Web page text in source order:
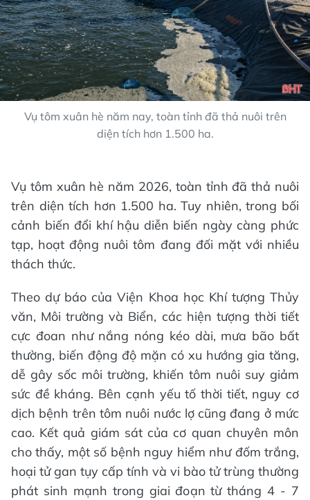
Vụ tôm xuân hè năm nay, toàn tỉnh đã thả nuôi trên
diện tích hơn 1.500 ha.
Vụ tôm xuân hè năm 2026, toàn tỉnh đã thả nuôi
trên diện tích hơn 1.500 ha. Tuy nhiên, trong bối
cảnh biến đổi khí hậu diễn biến ngày càng phức
tạp, hoạt động nuôi tôm đang đối mặt với nhiều
thách thức.
Theo dự báo của Viện Khoa học Khí tượng Thủy
văn, Môi trường và Biển, các hiện tượng thời tiết
cực đoan như nắng nóng kéo dài, mưa bão bất
thường, biến động độ mặn có xu hướng gia tăng,
dễ gây sốc môi trường, khiến tôm nuôi suy giảm
sức đề kháng. Bên cạnh yếu tố thời tiết, nguy cơ
dịch bệnh trên tôm nuôi nước lợ cũng đang ở mức
cao. Kết quả giám sát của cơ quan chuyên môn
cho thấy, một số bệnh nguy hiểm như đốm trắng,
hoại tử gan tụy cấp tính và vi bào tử trùng thường
phát sinh mạnh trong giai đoạn từ tháng 4 - 7